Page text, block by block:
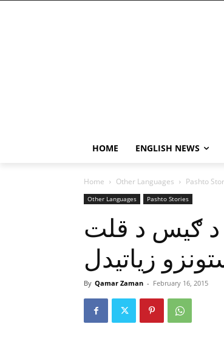
HOME ENGLISH NEWS
Home Other Languages Pashto
Other Languages Pashto Stories
د ګيس د قلت
زياتيدل
By Qamar Zaman - February 16, 2015